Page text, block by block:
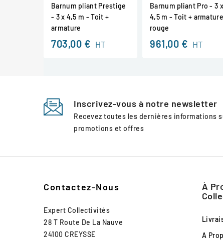
Barnum pliant Prestige
- 3 x 4,5 m - Toit +
armature
703,00 € HT
Barnum pliant Pro - 3 x
4,5 m - Toit +
rouge
961,00 € HT
Inscrivez-vous à notre newsletter
Recevez toutes les dernières informations
promotions et offres
Contactez-Nous
Expert Collectivités
28 T Route De La Nauve
24100 CREYSSE
À
A